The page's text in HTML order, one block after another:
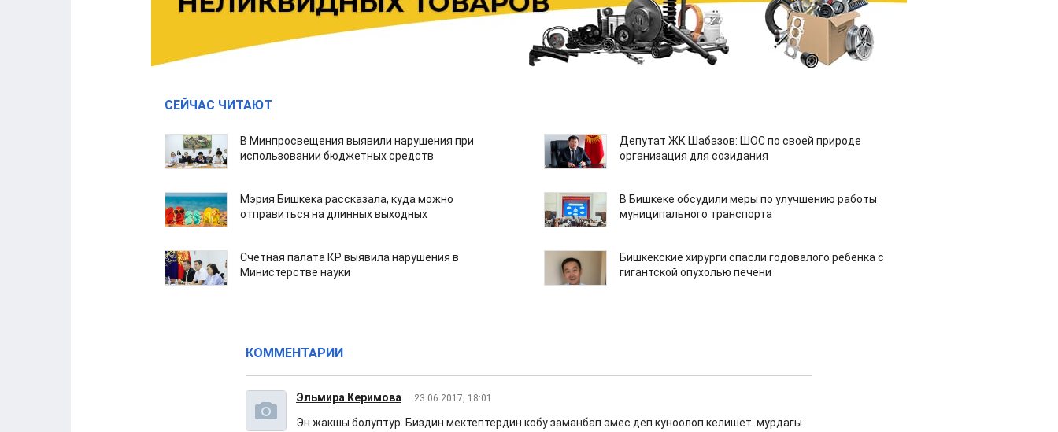
СЕЙЧАС ЧИТАЮТ
В Минпросвещения выявили нарушения при
использовании бюджетных средств
Депутат ЖК Шабазов: ШОС по своей природе
организация для созидания
Мэрия Бишкека рассказала, куда можно
отправиться на длинных выходных
В Бишкеке обсудили меры по улучшению работы
муниципального транспорта
Счетная палата КР выявила нарушения в
Министерстве науки
Бишкекские хирурги спасли годовалого ребенка с
гигантской опухолью печени
КОММЕНТАРИИ
Эльмира Керимова 23.06.2017, 18:01
Эн жакшы болуптур. Биздин мектептердин кобу заманбап эмес деп куноолоп келишет. мурдагы